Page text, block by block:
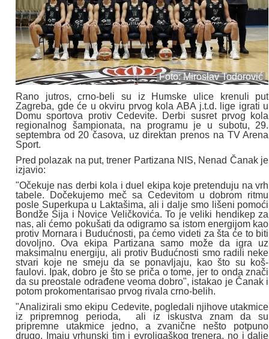
Foto: Miroslav Todorović
Rano jutros, crno-beli su iz Humske ulice krenuli put
Zagreba, gde će u okviru prvog kola ABA j.t.d. lige igrati u
Domu sportova protiv Cedevite. Derbi susret prvog kola
regionalnog šampionata, na programu je u subotu, 29.
septembra od 20 časova, uz direktan prenos na TV Arena
Sport.
Pred polazak na put, trener Partizana NIS, Nenad Čanak je
izjavio:
"Očekuje nas derbi kola i duel ekipa koje pretenduju na vrh
tabele. Dočekujemo meč sa Cedevitom u dobrom ritmu
posle Superkupa u Laktašima, ali i dalje smo lišeni pomoći
Bondže Sija i Novice Veličkovića. To je veliki hendikep za
nas, ali ćemo pokušati da odigramo sa istom energijom kao
protiv Mornara i Budućnosti, pa ćemo videti za šta će to biti
dovoljno. Ova ekipa Partizana samo može da igra uz
maksimalnu energiju, ali protiv Budućnosti smo radili neke
stvari koje ne smeju da se ponavljaju, kao što su koš-
faulovi. Ipak, dobro je što se priča o tome, jer to onda znači
da su preostale odrađene veoma dobro", istakao je Čanak i
potom prokomentarisao prvog rivala crno-belih.
"Analizirali smo ekipu Cedevite, pogledali njihove utakmice
iz pripremnog perioda, ali iz iskustva znam da su
pripremne utakmice jedno, a zvanične nešto potpuno
drugo. Imaju vrhunski tim i evroligaškog trenera, no i dalje